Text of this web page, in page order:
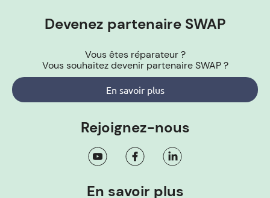
Devenez partenaire SWAP
Vous êtes réparateur ?
Vous souhaitez devenir partenaire SWAP ?
En savoir plus
Rejoignez-nous
En savoir plus